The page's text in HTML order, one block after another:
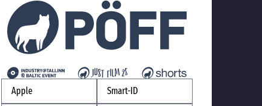
Apple Smart-ID